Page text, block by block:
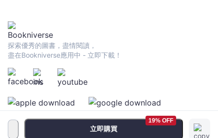
立即購買
19% OFF
探索優秀的圖書，盡情閱讀，
盡在Bookniverse應用中 - 立即下載！